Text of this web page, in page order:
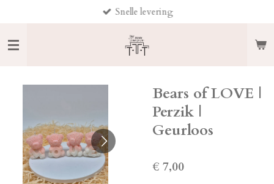
direct
naar
de
hoofdinhoud
Snelle levering
Bears of LOVE |
Perzik |
Geurloos
€ 7,00